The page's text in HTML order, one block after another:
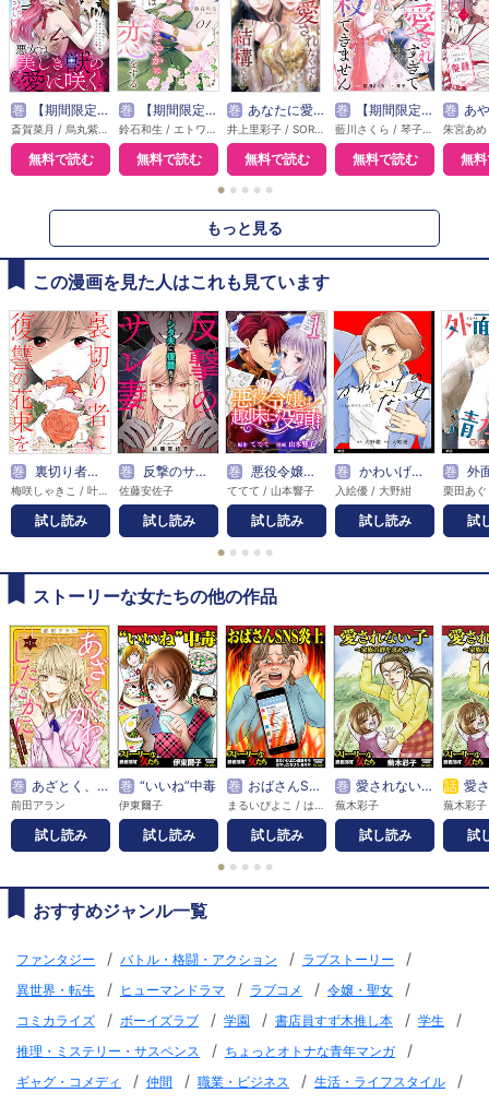
巻 【期間限定無料】悪女は美しき獣の愛に咲く（単話版）
無料で読む
巻 【期間限定無料】本好き令嬢は敏腕公爵様とひそやかに恋をする
無料で読む
巻 あなたに愛されなくても結構です【タテヨミ】
無料で読む
巻 【期間限定無料】敵国の公爵様に愛されすぎて暗殺できません！
無料で読む
巻 あやかし花嫁の告白～
無
● ● ● ● ●
もっと見る
この漫画を見た人はこれも見ています
巻 裏切り者に復讐の花束を～絶対に許さない～
試し読み
巻 反撃のサレ妻 ～シタ夫に復讐を～
佐藤安佐子
試し読み
巻 悪役令嬢は趣味に没頭します
ててて / 山本響子
試し読み
巻 かわいげのない女【単話】
入絵優 / 大野紺
試し読み
巻 外面男子
栗田あぐ
試
● ● ● ● ●
ストーリーな女たちの他の作品
巻 あざとく、かわいく、したたかに ～私のこと、かわいいだけだと思ってた？～（分冊版）
前田アラン
試し読み
巻 “いいね”中毒
伊東爾子
試し読み
巻 おばさんSNS炎上
試し読み
巻 愛されない子～家族の絆を求めて～
蕪木彩子
試し読み
話 愛されない
蕪木彩子
試
● ● ● ● ●
おすすめジャンル一覧
ファンタジー / バトル・格闘・アクション / ラブストーリー /
異世界・転生 / ヒューマンドラマ / ラブコメ / 令嬢・聖女 /
コミカライズ / ボーイズラブ / 学園 / 書店員すず木推し本 / 学生 /
推理・ミステリー・サスペンス / ちょっとオトナな青年マンガ /
ギャグ・コメディ / 仲間 / 職業・ビジネス / 生活・ライフスタイル /